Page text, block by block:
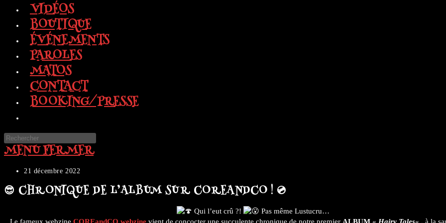
VIDÉOS
BOUTIQUE
ÉVÉNEMENTS
PAROLES
MATOS
CONTACT
BOOKING/PRESSE
WEBSITE
SEARCH
search
MENUFERMER
Publication
21 décembre 2022
😎 CHRONIQUE DE L’ALBUM SUR COREANDCO ! 💿
Qui l’eut crû ?!
Pas même Lustucru…